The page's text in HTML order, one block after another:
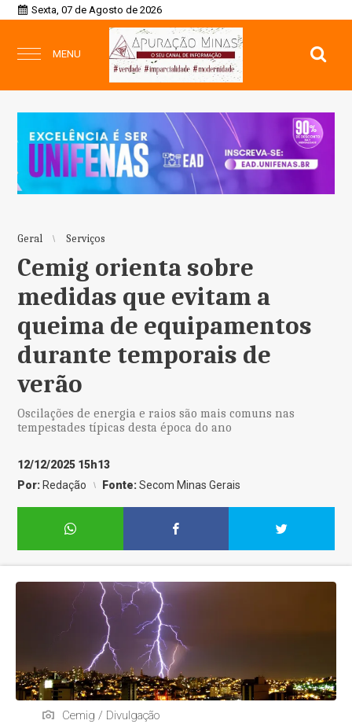
Sexta, 07 de Agosto de 2026
MENU
Geral Serviços
Cemig orienta sobre
medidas que evitam a
queima de equipamentos
durante temporais de
verão
Oscilações de energia e raios são mais comuns nas
tempestades típicas desta época do ano
12/12/2025 15h13
Por: Redação Fonte:Secom Minas Gerais
Cemig / Divulgação